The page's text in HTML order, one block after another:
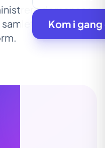
Kom i
domenene
på én intuitiv